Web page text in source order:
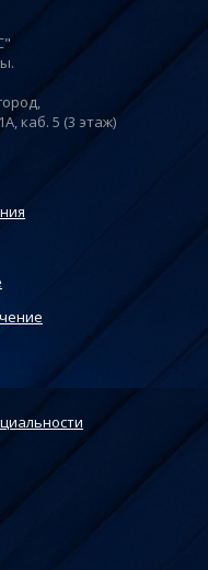
каб. 5 (3 этаж)